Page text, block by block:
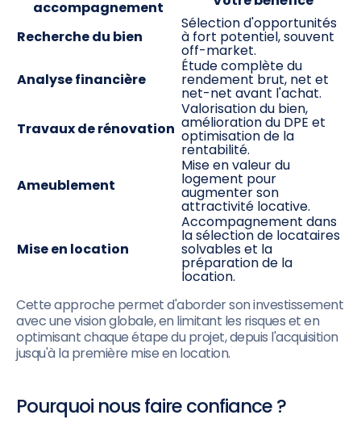
accompagnement
Recherche du bien
Sélection d'opportunités
à fort potentiel, souvent
off-market.
Analyse financière
Étude complète du
rendement brut, net et
net-net avant l'achat.
Travaux de rénovation
Valorisation du bien,
amélioration du DPE et
optimisation de la
rentabilité.
Ameublement
Mise en valeur du
logement pour
augmenter son
attractivité locative.
Mise en location
Accompagnement dans
la sélection de locataires
solvables et la
préparation de la
location.
Cette approche permet d'aborder son investissement
avec une vision globale, en limitant les risques et en
optimisant chaque étape du projet, depuis l'acquisition
jusqu'à la première mise en location.
Pourquoi nous faire confiance ?